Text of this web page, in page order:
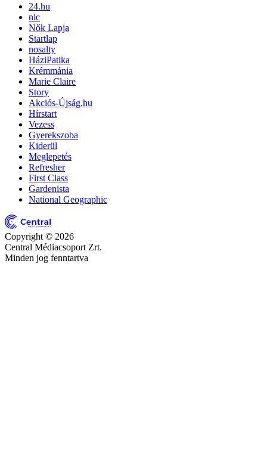
24.hu
nlc
Nők Lapja
Startlap
nosalty
HáziPatika
Krémmánia
Marie Claire
Story
Akciós-Újság.hu
Hírstart
Vezess
Gyerekszoba
Kiderül
Meglepetés
Refresher
First Class
Gardenista
National Geographic
Copyright © 2026
Central Médiacsoport Zrt.
Minden jog fenntartva